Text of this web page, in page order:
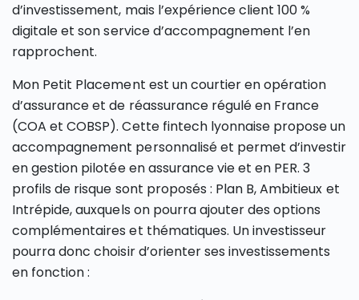
d’investissement, mais l’expérience client 100 %
digitale et son service d’accompagnement l’en
rapprochent.
Mon Petit Placement est un courtier en opération
d’assurance et de réassurance régulé en France
(COA et COBSP). Cette fintech lyonnaise propose un
accompagnement personnalisé et permet d’investir
en gestion pilotée en assurance vie et en PER. 3
profils de risque sont proposés : Plan B, Ambitieux et
Intrépide, auxquels on pourra ajouter des options
complémentaires et thématiques. Un investisseur
pourra donc choisir d’orienter ses investissements
en fonction :